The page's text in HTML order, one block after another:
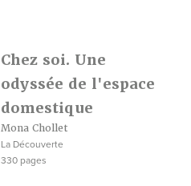
Chez soi. Une
odyssée de l'espace
domestique
Mona Chollet
La Découverte
330 pages